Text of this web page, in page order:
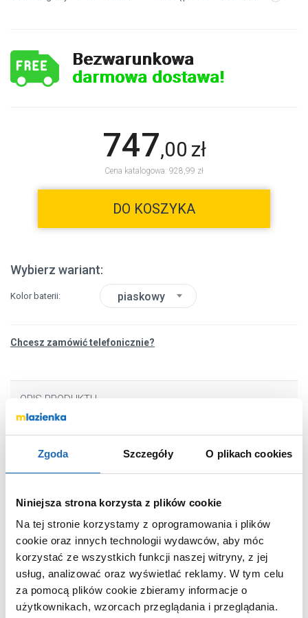
Zgoda Szczegóły O plikach cookies
Niniejsza strona korzysta z plików cookie
Na tej stronie korzystamy z oprogramowania i plików
cookie oraz innych technologii wydawców, aby móc
korzystać ze wszystkich funkcji naszej witryny, z jej
usług, analizować oraz wyświetlać reklamy. W tym celu
za pomocą plików cookie zbieramy informacje o
użytkownikach, wzorcach przeglądania i przeglądania.
Bezwarunkowa
darmowa dostawa!
747,00 zł
Cena katalogowa: 928,99 zł
DO KOSZYKA
Wybierz wariant:
Kolor baterii piaskowy
Chcesz zamówić telefonicznie?
OPIS PRODUKTU
Marka
Deante
Seria
Leda
Nr katalogowy
ZRDA7113
Otwór na baterie
tak
Ociekacz
tak
Kolor zlewu
piaskowy
Kolor baterii